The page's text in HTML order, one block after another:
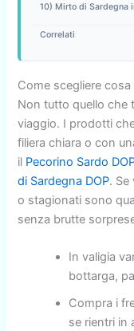
10) Mirto di Sardegna
Correlati
Come scegliere
Non tutto quello che
viaggio. I prodotti
filiera chiara o con
il Pecorino Sardo
di Sardegna DOP.
o stagionati sono
senza brutte
In valigia
bottarga,
Compra i
se rientri in